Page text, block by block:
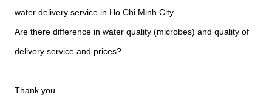
water delivery service in Ho Chi Minh City.
Are there difference in water quality (microbes) and quality of
delivery service and prices?
Thank you.